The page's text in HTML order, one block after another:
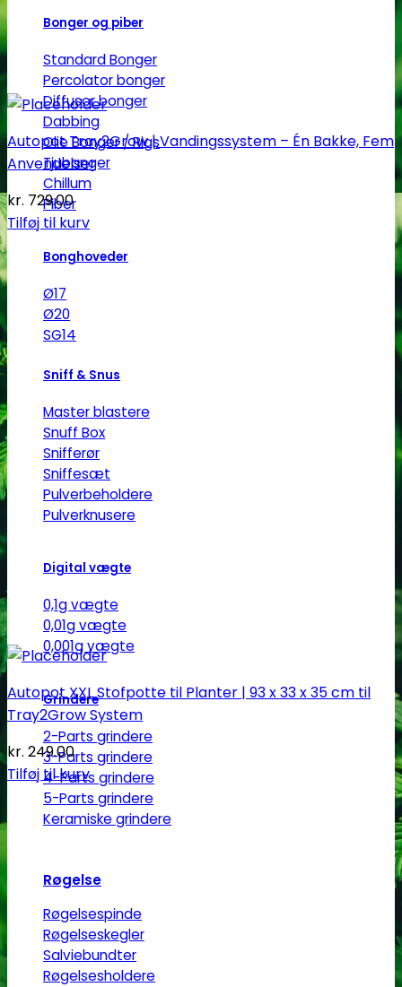
Bonger og piber
Standard Bonger
Percolator bonger
Diffusor bonger
Dabbing
Olie Bonger / Rigs
Tjubanger
Chillum
Piber
Bonghoveder
Ø17
Ø20
SG14
Sniff & Snus
Master blastere
Snuff Box
Snifferør
Sniffesæt
Pulverbeholdere
Pulverknusere
Digital vægte
0,1g vægte
0,01g vægte
0,001g vægte
Grindere
2-Parts grindere
3-Parts grindere
4-Parts grindere
5-Parts grindere
Keramiske grindere
Røgelse
Røgelsespinde
Røgelseskegler
Salviebundter
Røgelsesholdere
Autopot Tray2Grow | Vandingssystem – Én Bakke, Fem
Anvendelser
kr. 729.00
Tilføj til kurv
Autopot XXL Stofpotte til Planter | 93 x 33 x 35 cm til
Tray2Grow System
kr. 249.00
Tilføj til kurv